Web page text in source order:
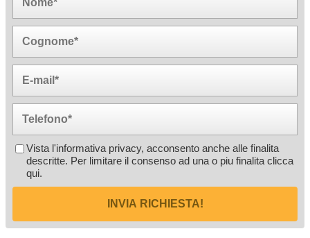
Vista l'informativa privacy, acconsento anche alle finalita
descritte. Per limitare il consenso ad una o piu finalita clicca
qui.
INVIA RICHIESTA!